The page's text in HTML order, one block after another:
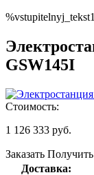
GSW145I
Стоимость:
1 126 333 руб.
Заказать
Доставка: